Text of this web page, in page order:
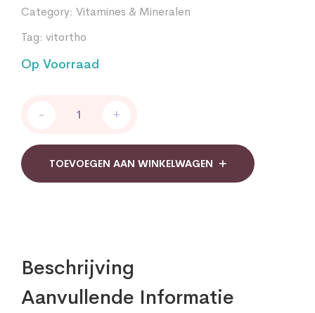
Category: Vitamines & Mineralen
Tag: vitortho
Op Voorraad
Meer
dagelijks
quantity
- +
TOEVOEGEN AAN WINKELWAGEN
Beschrijving
Aanvullende Informatie